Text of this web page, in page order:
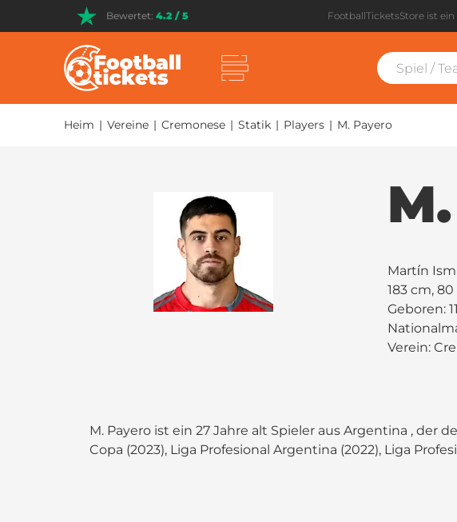
Bewertet: 4.2 / 5 FootballTicketsStore ist
Heim | Vereine | Cremonese | Statik | Players | M. Payero
Martín
183 cm,
Geboren:
Verein:
M. Payero ist ein 27 Jahre alt Spieler aus Argentina , der
Copa (2023), Liga Profesional Argentina (2022), Liga